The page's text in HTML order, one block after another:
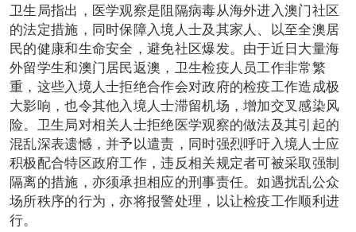
卫生局指出，医学观察是阻隔病毒从海外进入澳门社区
的法定措施，同时保障入境人士及其家人、以至全澳居
民的健康和生命安全，避免社区爆发。由于近日大量海
外留学生和澳门居民返澳，卫生检疫人员工作非常繁
重，这些入境人士拒绝合作会对政府的检疫工作造成极
大影响，也令其他入境人士滞留机场，增加交叉感染风
险。卫生局对相关人士拒绝医学观察的做法及其引起的
混乱深表遗憾，并予以遣责，同时强烈呼吁入境人士应
积极配合特区政府工作，违反相关规定者可被采取强制
隔离的措施，亦须承担相应的刑事责任。如遇扰乱公众
场所秩序的行为，亦将报警处理，以让检疫工作顺利进
行。